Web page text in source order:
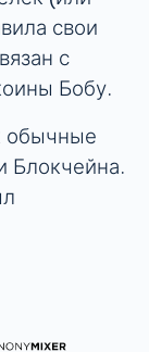
свои
с
Бобу.
обычные
Блокчейна.